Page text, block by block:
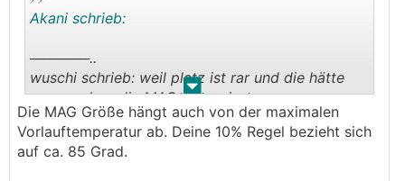
. .
Akani schrieb:
──────..
wuschi schrieb: weil platz ist rar und die hätte
sogar schon die MAGs integriert.
───────────────
Vorsicht bei MAG integriert, diese sind meist nur
Die MAG Größe hängt auch von der maximalen
Vorlauftemperatur ab. Deine 10% Regel bezieht sich
auf ca. 85 Grad.